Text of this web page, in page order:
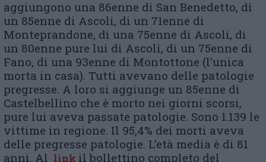
aggiungono una 86enne di San Benedetto, di
un 85enne di Ascoli, di un 71enne di
Monteprandone, di una 75enne di Ascoli, di
un 80enne pure lui di Ascoli, di un 75enne di
Fano, di una 93enne di Montottone (l’unica
morta in casa). Tutti avevano delle patologie
pregresse. A loro si aggiunge un 85enne di
Castelbellino che è morto nei giorni scorsi,
pure lui aveva passate patologie. Sono 1.139 le
vittime in regione. Il 95,4% dei morti aveva
delle pregresse patologie. L’età media è di 81
anni. Al link il bollettino completo del